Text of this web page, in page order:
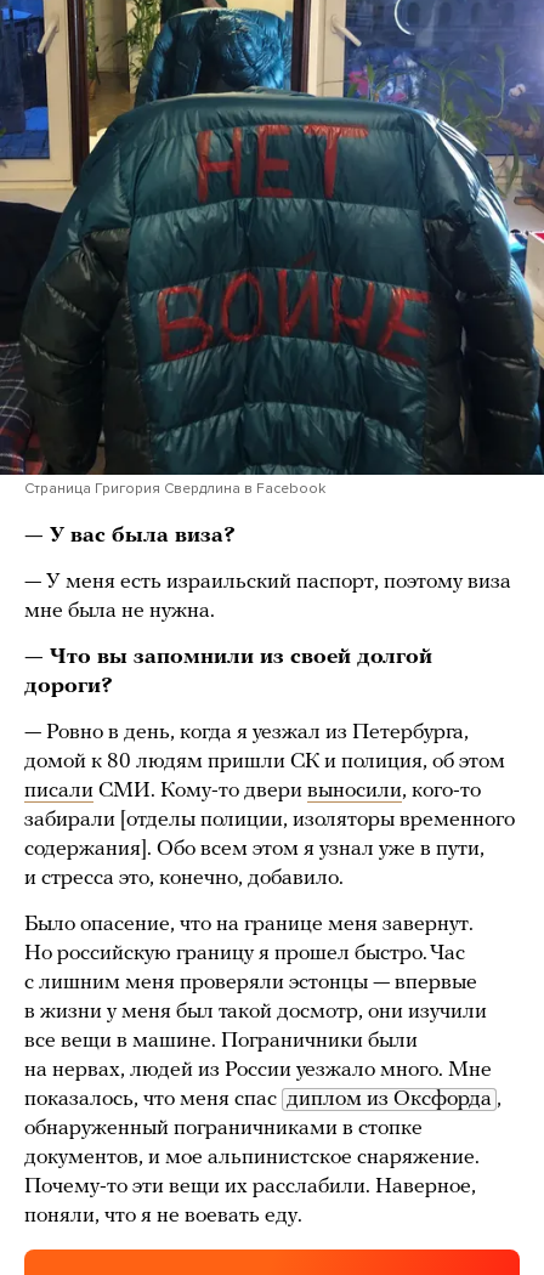
Страница Григория Свердлина в Facebook
— У вас была виза?
— У меня есть израильский паспорт, поэтому виза
мне была не нужна.
— Что вы запомнили из своей долгой
дороги?
— Ровно в день, когда я уезжал из Петербурга,
домой к 80 людям пришли СК и полиция, об этом
писали СМИ. Кому-то двери выносили, кого-то
забирали [отделы полиции, изоляторы временного
содержания]. Обо всем этом я узнал уже в пути,
и стресса это, конечно, добавило.
Было опасение, что на границе меня завернут.
Но российскую границу я прошел быстро. Час
с лишним меня проверяли эстонцы — впервые
в жизни у меня был такой досмотр, они изучили
все вещи в машине. Пограничники были
на нервах, людей из России уезжало много. Мне
показалось, что меня спас диплом из Оксфорда ,
обнаруженный пограничниками в стопке
документов, и мое альпинистское снаряжение.
Почему-то эти вещи их расслабили. Наверное,
поняли, что я не воевать еду.